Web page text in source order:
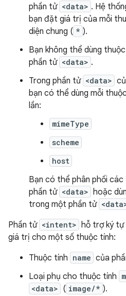
phần tử <data> . Hệ
bạn đặt giá trị của mỗi
diện chung ( * ).
Bạn không thể dùng
phần tử <data> .
Trong phần tử <data>
bạn có thể dùng mỗi
lần:
mimeType
scheme
host
Bạn có thể phân phối
phần tử <data> hoặc
trong một phần tử
Phần tử <intent> hỗ trợ ký tự
giá trị cho một số thuộc tính:
Thuộc tính name của
Loại phụ cho thuộc tính
<data> ( image/* ).